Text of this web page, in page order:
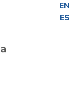
EN
ES